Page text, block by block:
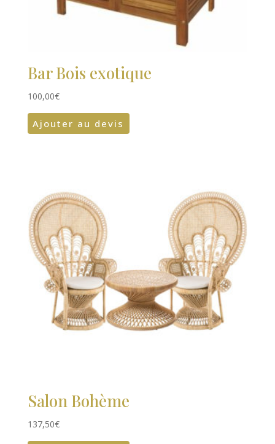
Bar Bois exotique
100,00€
Ajouter au devis
Salon Bohème
137,50€